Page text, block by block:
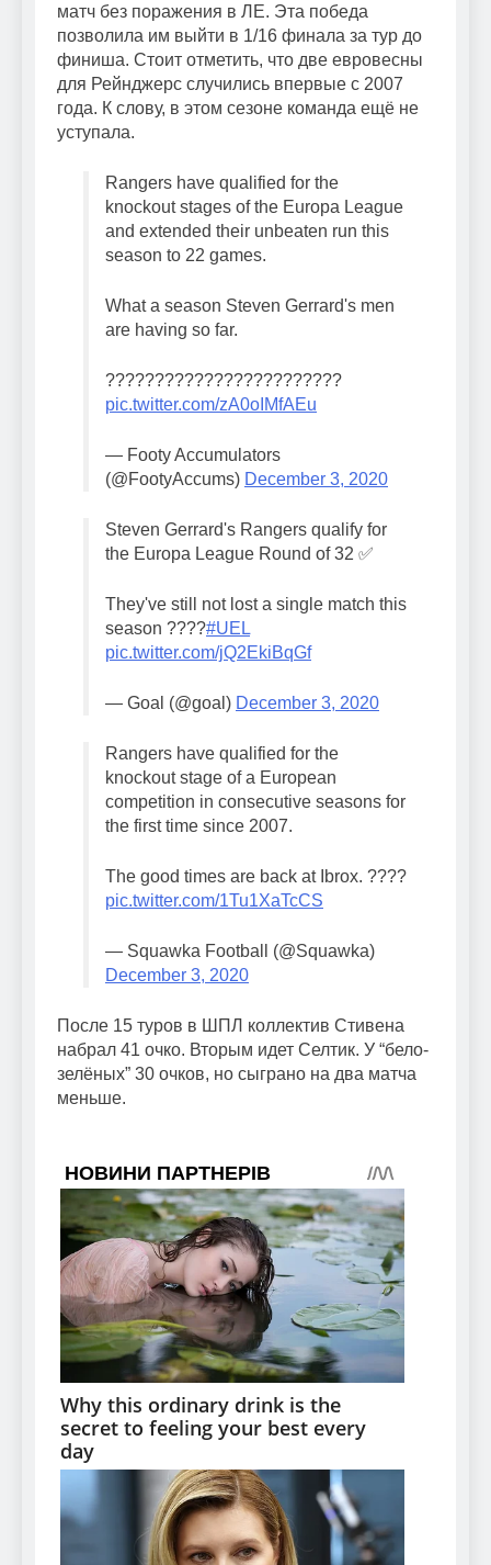
матч без поражения в ЛЕ. Эта победа
позволила им выйти в 1/16 финала за тур до
финиша. Стоит отметить, что две евровесны
для Рейнджерс случились впервые с 2007
года. К слову, в этом сезоне команда ещё не
уступала.
Rangers have qualified for the
knockout stages of the Europa League
and extended their unbeaten run this
season to 22 games.
What a season Steven Gerrard's men
are having so far.
????????????????????????
pic.twitter.com/zA0oIMfAEu
— Footy Accumulators
(@FootyAccums) December 3, 2020
Steven Gerrard's Rangers qualify for
the Europa League Round of 32 ✅
They've still not lost a single match this
season ????#UEL
pic.twitter.com/jQ2EkiBqGf
— Goal (@goal) December 3, 2020
Rangers have qualified for the
knockout stage of a European
competition in consecutive seasons for
the first time since 2007.
The good times are back at Ibrox. ????
pic.twitter.com/1Tu1XaTcCS
— Squawka Football (@Squawka)
December 3, 2020
После 15 туров в ШПЛ коллектив Стивена
набрал 41 очко. Вторым идет Селтик. У “бело-
зелёных” 30 очков, но сыграно на два матча
меньше.